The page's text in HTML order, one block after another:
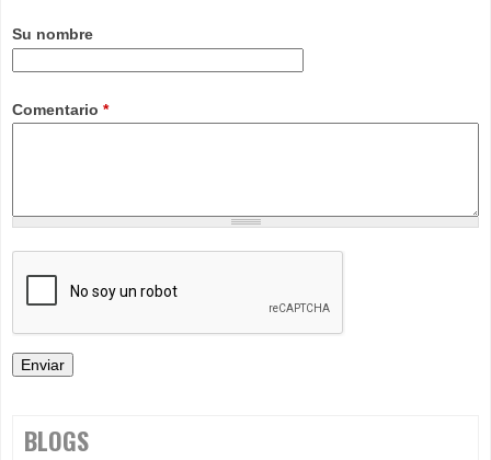
Su nombre
Comentario *
BLOGS